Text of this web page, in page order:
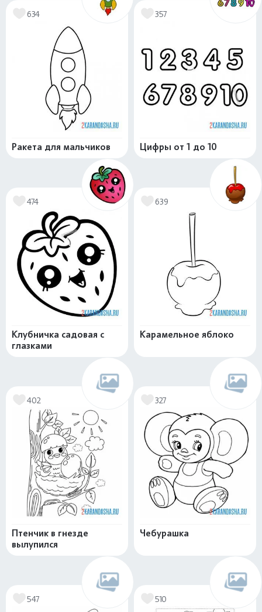
634
Ракета для мальчиков
357
Цифры от 1 до 10
474
Клубничка садовая с
глазками
639
Карамельное яблоко
402
Птенчик в гнезде
вылупился
327
Чебурашка
547 510